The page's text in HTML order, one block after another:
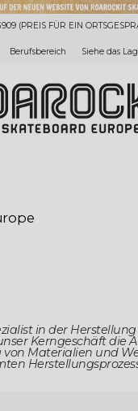
(PREIS FÜR EIN
Berufsbereich Siehe das
in der Herstellung
Kerngeschäft die
Materialien und